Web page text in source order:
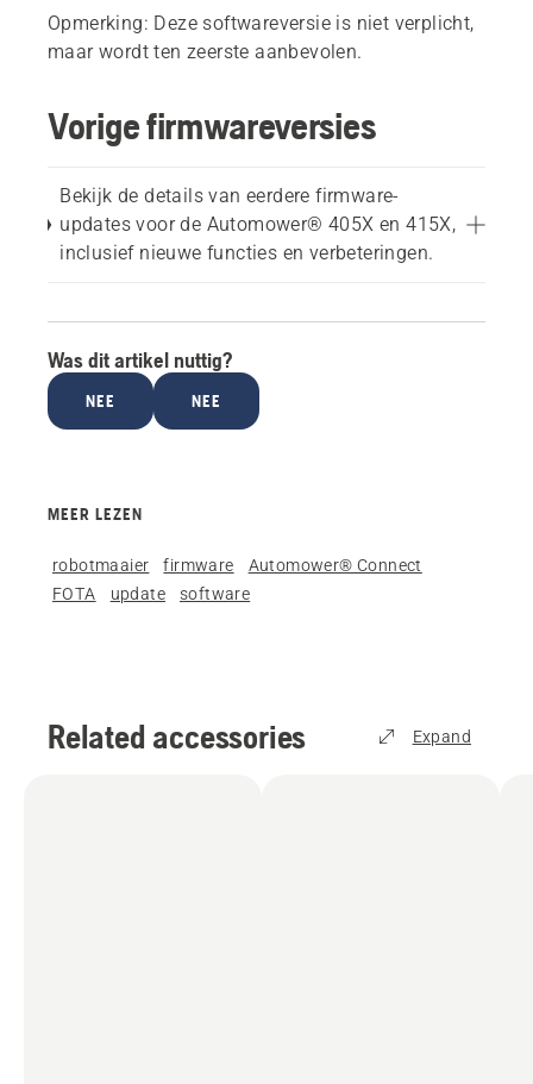
Opmerking: Deze softwareversie is niet verplicht,
maar wordt ten zeerste aanbevolen.
Vorige firmwareversies
Bekijk de details van eerdere firmware-
updates voor de Automower® 405X en 415X,
inclusief nieuwe functies en verbeteringen.
Was dit artikel nuttig?
NEE NEE
MEER LEZEN
robotmaaier firmware
Automower® Connect
FOTA
update software
Related accessories Expand